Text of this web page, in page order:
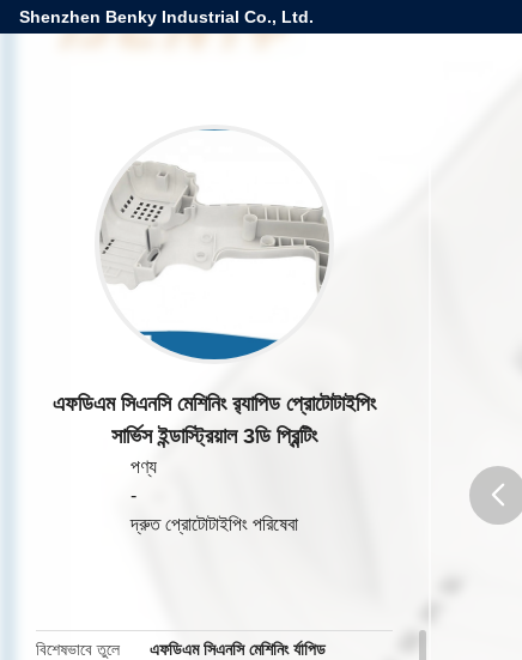
Shenzhen Benky Industrial Co., Ltd.
এফডিএম সিএনসি মেশিনিং র‌্যাপিড প্রোটোটাইপিং
সার্ভিস ইন্ডাস্ট্রিয়াল 3ডি প্রিন্টিং
পণ্য
-
দ্রুত প্রোটোটাইপিং পরিষেবা
বিশেষভাবে তুলে
এফডিএম সিএনসি মেশিনিং র্যাপিড